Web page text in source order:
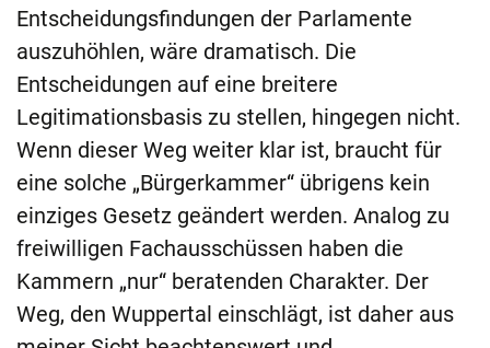
Entscheidungsfindungen der Parlamente
auszuhöhlen, wäre dramatisch. Die
Entscheidungen auf eine breitere
Legitimationsbasis zu stellen, hingegen nicht.
Wenn dieser Weg weiter klar ist, braucht für
eine solche „Bürgerkammer“ übrigens kein
einziges Gesetz geändert werden. Analog zu
freiwilligen Fachausschüssen haben die
Kammern „nur“ beratenden Charakter. Der
Weg, den Wuppertal einschlägt, ist daher aus